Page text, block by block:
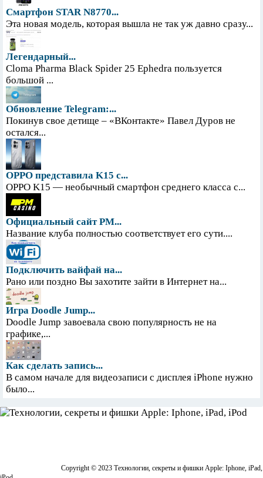
Смартфон STAR N8770...
Эта новая модель, которая вышла не так уж давно сразу...
Легендарный...
Cloma Pharma Black Spider 25 Ephedra пользуется
большой ...
Обновление Telegram:...
Покинув свое детище – «ВКонтакте» Павел Дуров не
остался...
OPPO представила K15 с...
OPPO K15 — необычный смартфон среднего класса с...
Официальный сайт PM...
Название клуба полностью соответствует его сути....
Подключить вайфай на...
Рано или поздно Вы захотите зайти в Интернет на...
Игра Doodle Jump...
Doodle Jump завоевала свою популярность не на
графике,...
Как сделать запись...
В самом начале для видеозаписи с дисплея iPhone нужно
было...
Copyright © 2023 Технологии, секреты и фишки Apple: Iphone, iPad,